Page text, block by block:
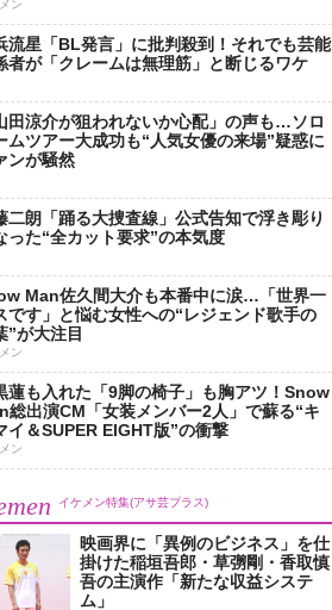
ン
流星「BL発言」に批判殺到！それでも芸能
者が「クレームは無理筋」と断じるワケ
田涼介が狙われないか心配」の声も…ソロ
ムツアー大成功も“人気女優の来場”疑惑に
ンが騒然
二朗「踊る大捜査線」公式告知で浮き彫り
った“全カット要求”の本気度
Man佐久間大介も本番中に涙…「世界一
です」と悩む女性への“レジェンド歌手の
”が大注目
ン
蓮も入れた「9脚の椅子」も胸アツ！Snow
総出演CM「女装メンバー2人」で蘇る“キ
イ＆SUPER EIGHT版”の衝撃
ン
イケメン特集(アサ芸プラス)
映画界に「異例のビジネス」を仕
掛けた稲垣吾郎・草彅剛・香取慎
吾の主演作「新たな収益システ
ム」